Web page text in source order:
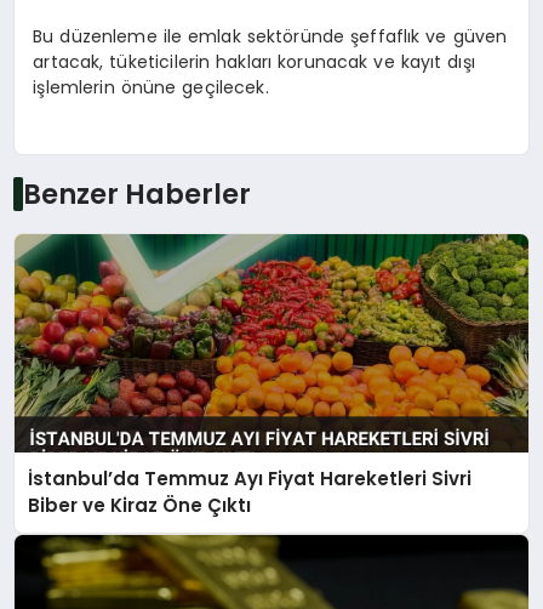
Bu düzenleme ile emlak sektöründe şeffaflık ve güven
artacak, tüketicilerin hakları korunacak ve kayıt dışı
işlemlerin önüne geçilecek.
Benzer Haberler
İstanbul’da Temmuz Ayı Fiyat Hareketleri Sivri
Biber ve Kiraz Öne Çıktı